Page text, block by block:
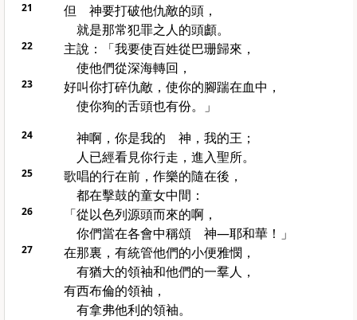
21
但 神要打破他仇敵的頭，
就是那常犯罪之人的頭顱。
22 主說：「我要使百姓從巴珊歸來，
使他們從深海轉回，
23
好叫你打碎仇敵，使你的腳踹在血中，
使你狗的舌頭也有份。」
24
神啊，你是我的 神，我的王；
人已經看見你行走，進入聖所。
25
歌唱的行在前，作樂的隨在後，
都在擊鼓的童女中間：
26 「從以色列源頭而來的啊，
你們當在各會中稱頌 神—耶和華！」
27 在那裏，有統管他們的小便雅憫 ，
有猶大的領袖和他們的一羣人，
有西布倫的領袖，
有拿弗他利的領袖。